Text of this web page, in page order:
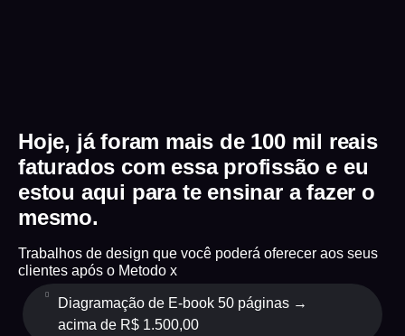
Hoje, já foram mais de 100 mil reais
faturados com essa profissão e eu
estou aqui para te ensinar a fazer o
mesmo.
Trabalhos de design que você poderá oferecer aos seus
clientes após o Metodo x
Diagramação de E-book 50 páginas →
acima de R$ 1.500,00